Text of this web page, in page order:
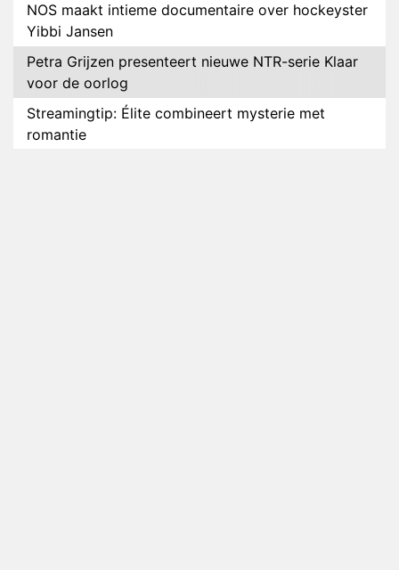
NOS maakt intieme documentaire over hockeyster
Yibbi Jansen
Petra Grijzen presenteert nieuwe NTR-serie Klaar
voor de oorlog
Streamingtip: Élite combineert mysterie met
romantie